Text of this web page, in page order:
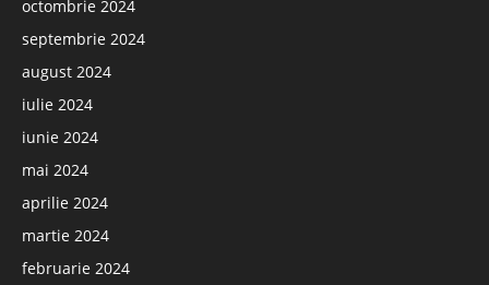
octombrie 2024
septembrie 2024
august 2024
iulie 2024
iunie 2024
mai 2024
aprilie 2024
martie 2024
februarie 2024